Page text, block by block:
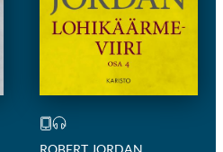
ROBERT JORDAN